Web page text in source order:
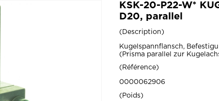
KSK-20-P22-W*
D20, parallel
Description
Kugelspannflansch,
(Prisma parallel zur
Référence
0000062906
Poids